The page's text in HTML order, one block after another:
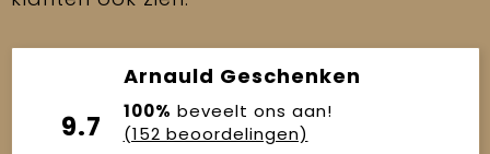
9.7
Arnauld Geschenken
100% beveelt ons aan!
(152 beoordelingen)